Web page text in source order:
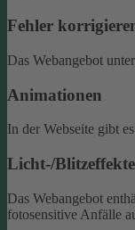
Fehler
Das Webangebot
Animationen
In der Webseite gibt
Licht-/Blitzeffekte
Das Webangebot
fotosensitive Anfälle